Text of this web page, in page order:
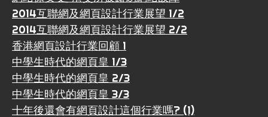
2014互聯網及網頁設計行業展望 1/2
2014互聯網及網頁設計行業展望 2/2
香港網頁設計行業回顧 1
中學生時代的網頁皇 1/3
中學生時代的網頁皇 2/3
中學生時代的網頁皇 3/3
十年後還會有網頁設計這個行業嗎? (1)